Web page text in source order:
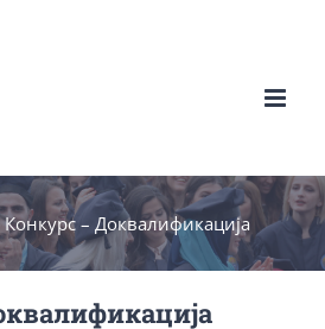
Конкурс – Доквалификација